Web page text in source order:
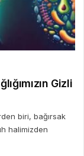
Gizli
biri, bağırsak
halimizden